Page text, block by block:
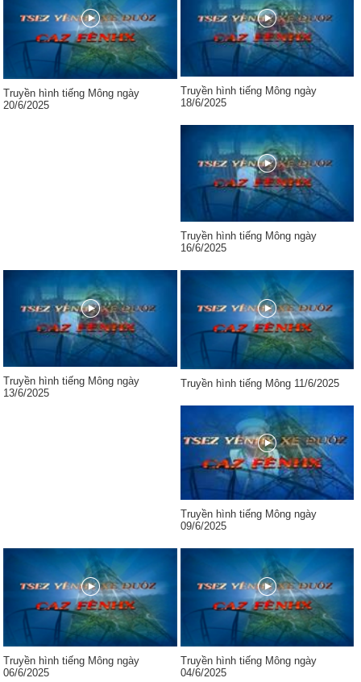
Truyền hình tiếng Mông ngày
20/6/2025
Truyền hình tiếng Mông ngày
18/6/2025
Truyền hình tiếng Mông ngày
16/6/2025
Truyền hình tiếng Mông ngày
13/6/2025
Truyền hình tiếng Mông 11/6/2025
Truyền hình tiếng Mông ngày
09/6/2025
Truyền hình tiếng Mông ngày
06/6/2025
Truyền hình tiếng Mông ngày
04/6/2025